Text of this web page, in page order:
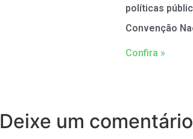
políticas
Convenção
Confira »
Deixe um comentário